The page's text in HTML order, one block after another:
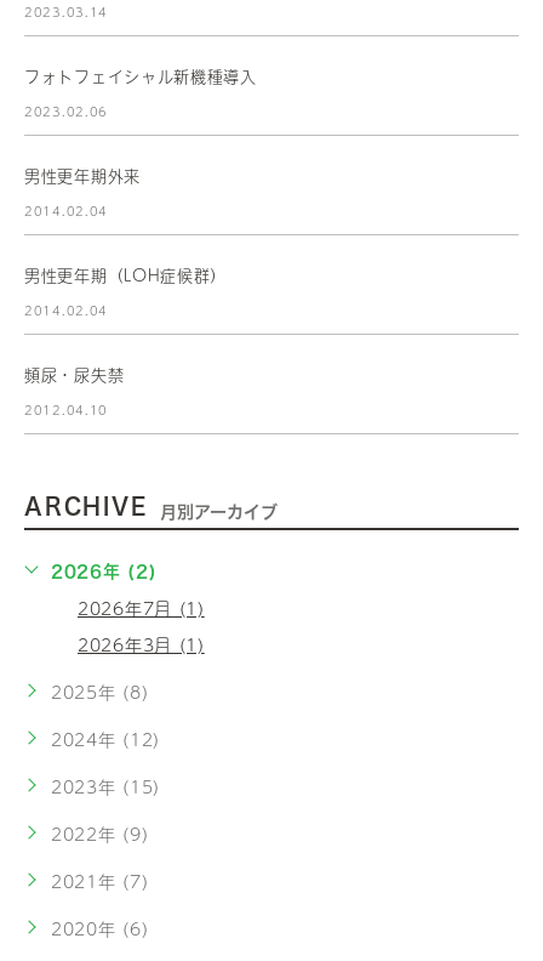
2023.03.14
フォトフェイシャル新機種導入
2023.02.06
男性更年期外来
2014.02.04
男性更年期（LOH症候群）
2014.02.04
頻尿・尿失禁
2012.04.10
ARCHIVE 月別アーカイブ
2026年 (2)
2026年7月 (1)
2026年3月 (1)
2025年 (8)
2024年 (12)
2023年 (15)
2022年 (9)
2021年 (7)
2020年 (6)